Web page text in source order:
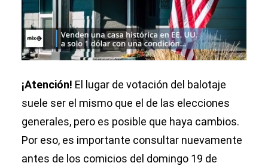
¡Atención! El lugar de votación del balotaje
suele ser el mismo que el de las elecciones
generales, pero es posible que haya cambios.
Por eso, es importante consultar nuevamente
antes de los comicios del domingo 19 de